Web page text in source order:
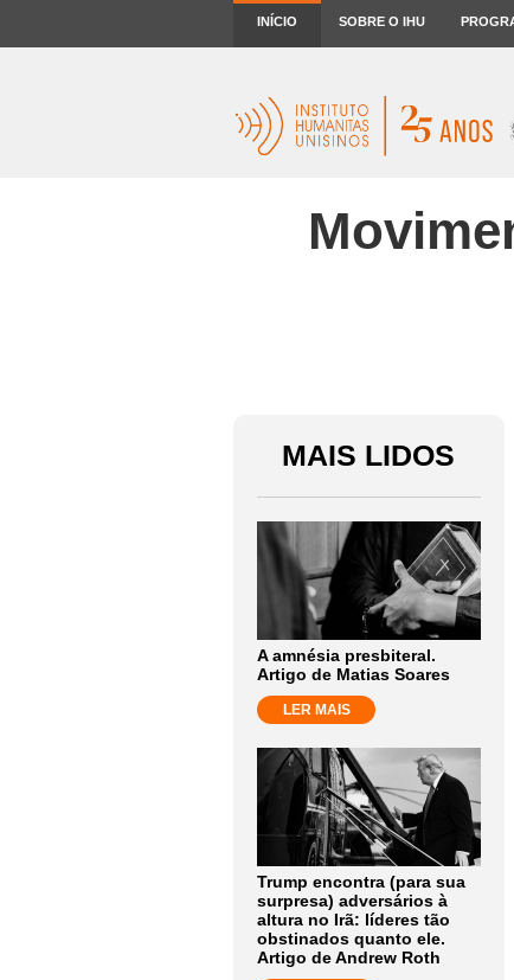
INÍCIO SOBRE O IHU
MAIS LIDOS
A amnésia presbiteral.
Artigo de Matias Soares
LER MAIS
Trump encontra (para sua
surpresa) adversários à
altura no Irã: líderes tão
obstinados quanto ele.
Artigo de Andrew Roth